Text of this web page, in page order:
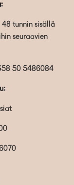
48 tunnin sisällä
seuraavien
50 5486084